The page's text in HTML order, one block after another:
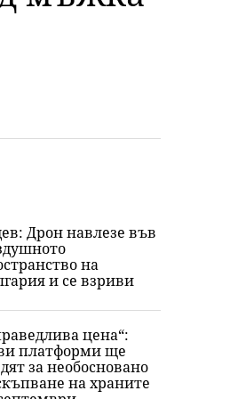
Дрон навлезе във
на
и се взриви
цена“:
платформи ще
за необосновано
на храните